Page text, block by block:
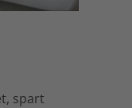
spart